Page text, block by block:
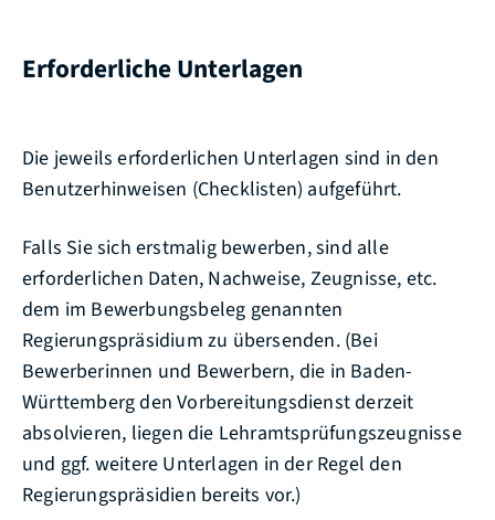
Erforderliche Unterlagen
Die jeweils erforderlichen Unterlagen sind in den
Benutzerhinweisen (Checklisten) aufgeführt.
Falls Sie sich erstmalig bewerben, sind alle
erforderlichen Daten, Nachweise, Zeugnisse, etc.
dem im Bewerbungsbeleg genannten
Regierungspräsidium zu übersenden. (Bei
Bewerberinnen und Bewerbern, die in Baden-
Württemberg den Vorbereitungsdienst derzeit
absolvieren, liegen die Lehramtsprüfungszeugnisse
und ggf. weitere Unterlagen in der Regel den
Regierungspräsidien bereits vor.)